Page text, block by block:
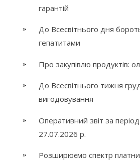
гарантій
До Всесвітнього дня
гепатитами
Про закупівлю продуктів:
До Всесвітнього тижня
вигодовування
Оперативний звіт за
27.07.2026 р.
Розширюємо спектр